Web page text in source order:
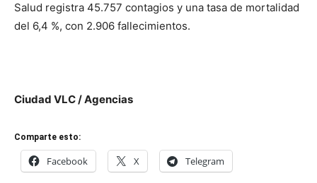
Salud registra 45.757 contagios y una tasa de mortalidad
del 6,4 %, con 2.906 fallecimientos.
Ciudad VLC / Agencias
Comparte esto:
Facebook X Telegram